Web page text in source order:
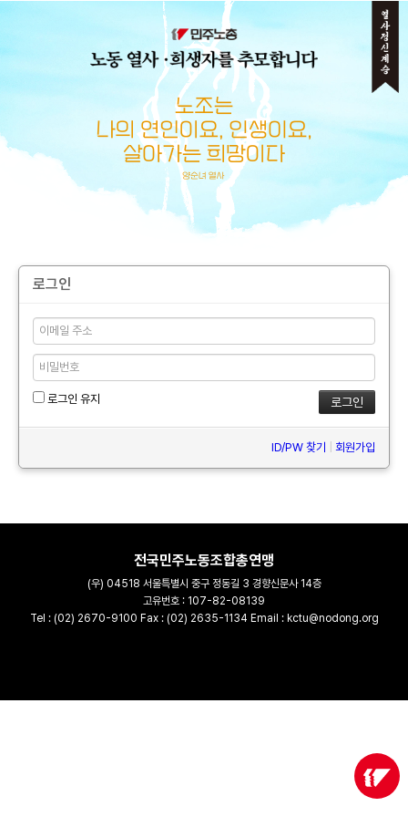
메뉴 건너뛰기
로그인
로그인 유지
ID/PW 찾기 회원가입
전국민주노동조합총연맹
(우) 04518 서울특별시 중구 정동길 3 경향신문사 14층
고유번호 : 107-82-08139
Tel : (02) 2670-9100 Fax : (02) 2635-1134 Email : kctu@nodong.org